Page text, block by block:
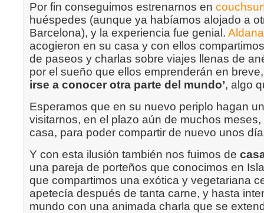
Por fin conseguimos estrenarnos en
huéspedes (aunque ya habíamos alojado a
Barcelona), y la experiencia fue genial.
acogieron en su casa y con ellos
de paseos y charlas sobre viajes llenas de
por el sueño que ellos emprenderán en
irse a conocer otra parte del mundo’, algo
Esperamos que en su nuevo periplo hagan
visitarnos, en el plazo aún de muchos
casa, para poder compartir de nuevo unos
Y con esta ilusión también nos fuimos de
una pareja de porteños que conocimos en
que compartimos una exótica y vegetariana
apetecía después de tanta carne, y hasta
mundo con una animada charla que se